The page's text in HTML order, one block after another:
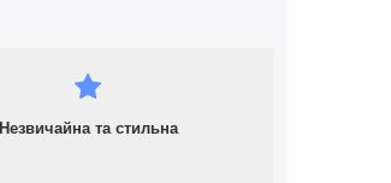
Незвичайна та стильна